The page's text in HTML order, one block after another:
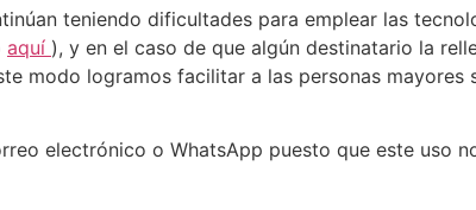
teniendo dificultades para emplear las
aquí ), y en el caso de que algún destinatario la
modo logramos facilitar a las personas mayores
electrónico o WhatsApp puesto que este uso